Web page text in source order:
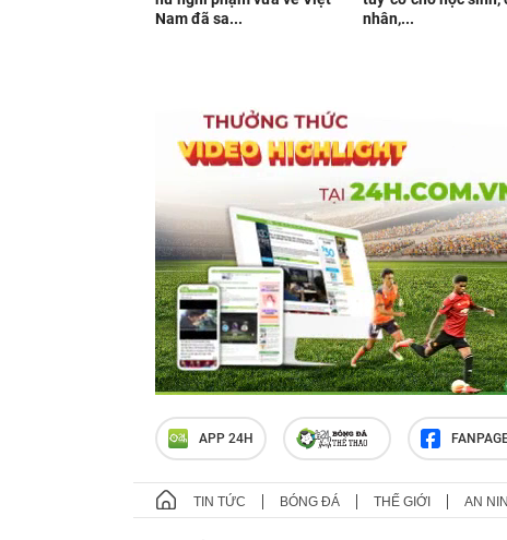
Nam đã sa...
nhân,...
APP 24H
TIN TỨC BÓNG ĐÁ THẾ GIỚI AN